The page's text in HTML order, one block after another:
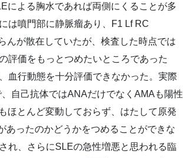
による胸水であれば両側にくることが多
は噴門部に静脈瘤あり、F1 Lf RC
んが散在していたが、検査した時点では
評価をもっとつめたいところであった
血行動態を十分評価できなかった。実際
自己抗体ではANAだけでなくAMAも陽性
ほとんど変動しておらず、はたして原発
あったのかどうかをつめることができな
れ、さらにSLEの急性増悪と思われる臨